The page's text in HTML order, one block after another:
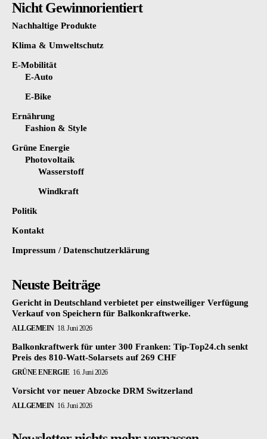
Nicht Gewinnorientiert
Nachhaltige Produkte
Klima & Umweltschutz
E-Mobilität
E-Auto
E-Bike
Ernährung
Fashion & Style
Grüne Energie
Photovoltaik
Wasserstoff
Windkraft
Politik
Kontakt
Impressum / Datenschutzerklärung
Neuste Beiträge
Gericht in Deutschland verbietet per einstweiliger Verfügung
Verkauf von Speichern für Balkonkraftwerke.
ALLGEMEIN 18. Juni 2026
Balkonkraftwerk für unter 300 Franken: Tip-Top24.ch senkt
Preis des 810-Watt-Solarsets auf 269 CHF
GRÜNE ENERGIE 16. Juni 2026
Vorsicht vor neuer Abzocke DRM Switzerland
ALLGEMEIN 16. Juni 2026